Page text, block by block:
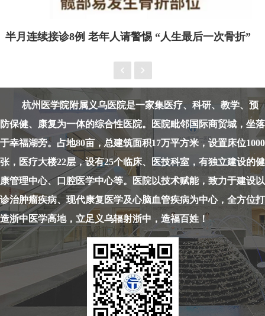
半月连续接诊8例 老年人请警惕 “人生最后一次骨折”
杭州医学院附属义乌医院是一家集医疗、科研、教学、预
防保健、康复为一体的综合性医院。
医院毗邻国际商贸城，坐落
于幸福湖旁。 占地80亩，总建筑面积17万平方米，设置床位1000
张， 医疗大楼22层，设有25个临床、医技科室， 有独立建设的健
康管理中心、口腔医学中心等。
医院以技术赋能，致力于建设以
诊治肿瘤疾病、现代康复医学及心脑血管疾病为中心， 全方位打
造浙中医学高地， 立足义乌辐射浙中，造福百姓！